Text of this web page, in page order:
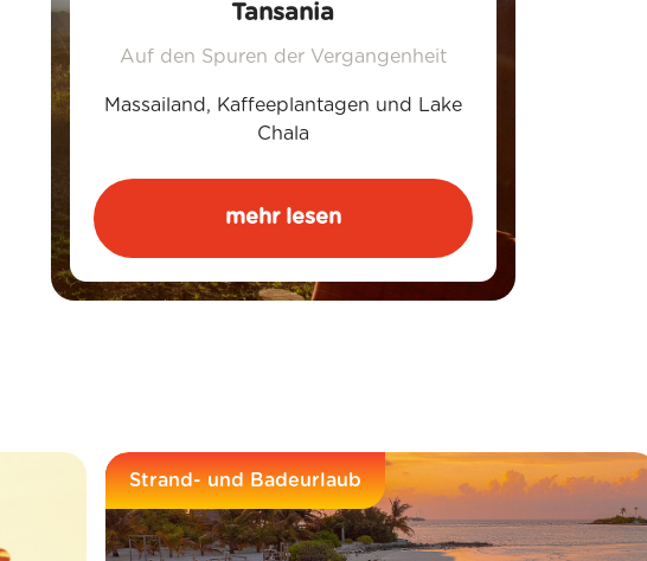
Tansania
Auf den Spuren der Vergangenheit
Massailand, Kaffeeplantagen und Lake
Chala
mehr lesen
Strand- und Badeurlaub